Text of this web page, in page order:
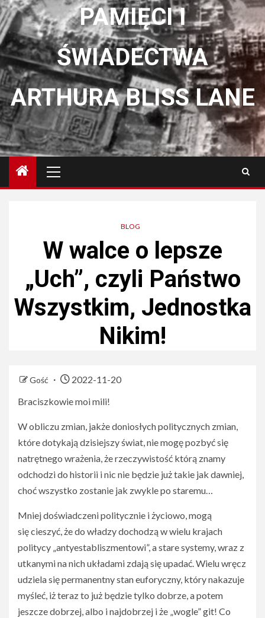
PAMIĘCI I
ŚWIADECTWA
ARTHURA BLISS LANE
główne
BLOG
W walce o lepsze
„Uch”, czyli Państwo
Wszystkim, Jednostka
Nikim!
Gość
2022-11-20
Braciszkowie moi mili!
W obliczu zmian, jakże doniosłych politycznych zmian,
które dotykają dzisiejszy świat, nie mogę pozbyć się
natrętnego wrażenia, że rzeczywistość którą znamy
odchodzi do historii i nic nie będzie już takie jak dawniej,
choć wszystko zostanie jak zwykle po staremu…
Mniej doświadczeni politycznie i życiowo, mogą
się cieszyć, że do władzy dochodzą w wielu krajach
politycy „antyestabliszmentowi”, a stare systemy, wraz z
utkanymi na nich układami zdają się upadać. Wielu wręcz
udziela się permanentny stan euforyczny, który nakazuje
myśleć, iż teraz to już będzie tylko dobrze, a potem
jeszcze dobrzej, albo i najdobrzej i że „wogle” git! Co